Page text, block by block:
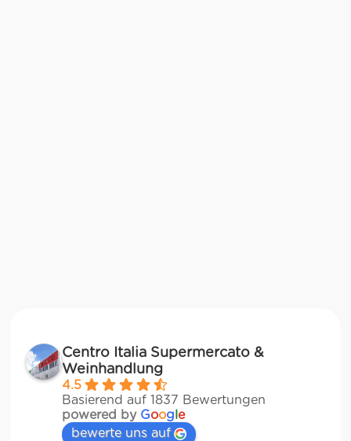
Centro Italia Supermercato &
Weinhandlung
4.5
Basierend auf 1837 Bewertungen
powered by Google
bewerte uns auf